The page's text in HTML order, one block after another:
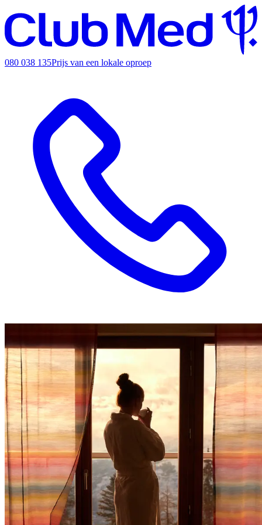
080 038 135Prijs van een lokale oproep